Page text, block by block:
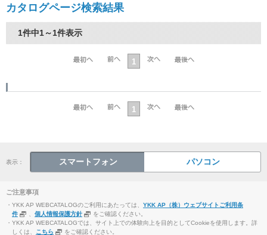
カタログページ検索結果
1件中1～1件表示
1
1
表示： スマートフォン パソコン
ご注意事項
・YKK AP WEBCATALOGのご利用にあたっては、 YKK AP（株）ウェブサイトご利用条
件
個人情報保護方針
をご確認ください。
・YKK AP WEBCATALOGでは、サイト上での体験向上を目的としてCookieを使用します。詳
しくは、 こちら をご確認ください。